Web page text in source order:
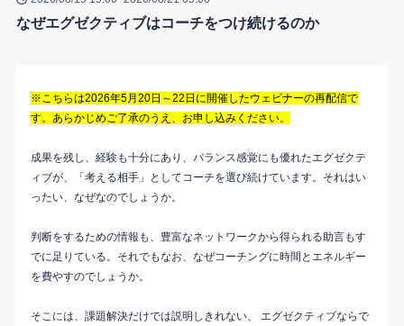
なぜエグゼクティブはコーチをつけ続けるのか
※こちらは2026年5月20日～22日に開催したウェビナーの再配信で
す。あらかじめご了承のうえ、お申し込みください。
成果を残し、経験も十分にあり、バランス感覚にも優れたエグゼクテ
ィブが、「考える相手」としてコーチを選び続けています。それはい
ったい、なぜなのでしょうか。
判断をするための情報も、豊富なネットワークから得られる助言もす
でに足りている。それでもなお、なぜコーチングに時間とエネルギー
を費やすのでしょうか。
そこには、課題解決だけでは説明しきれない、 エグゼクティブならで